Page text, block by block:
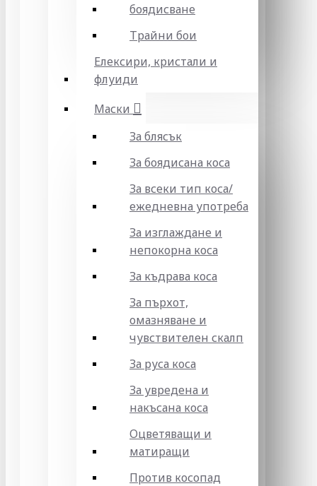
боядисване
Трайни бои
Елексири, кристали и
флуиди
Маски
За блясък
За боядисана коса
За всеки тип коса/
ежедневна употреба
За изглаждане и
непокорна коса
За къдрава коса
За пърхот,
омазняване и
чувствителен скалп
За руса коса
За увредена и
накъсана коса
Оцветяващи и
матиращи
Против косопад